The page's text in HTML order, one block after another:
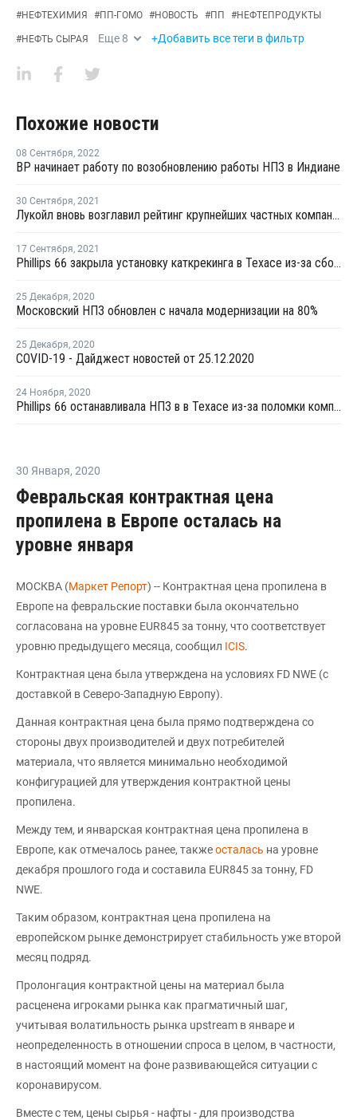
#НЕФТЕХИМИЯ #ПП-ГОМО #НОВОСТЬ #ПП #НЕФТЕПРОДУКТЫ
#НЕФТЬ СЫРАЯ Еще 8 +Добавить все теги в фильтр
Похожие новости
08 Сентября, 2022
BP начинает работу по возобновлению работы НПЗ в Индиане
30 Сентября, 2021
Лукойл вновь возглавил рейтинг крупнейших частных компаний России
17 Сентября, 2021
Phillips 66 закрыла установку каткрекинга в Техасе из-за сбоя в электросети
25 Декабря, 2020
Московский НПЗ обновлен с начала модернизации на 80%
25 Декабря, 2020
COVID-19 - Дайджест новостей от 25.12.2020
24 Ноября, 2020
Phillips 66 останавливала НПЗ в в Техасе из-за поломки компрессора
30 Января, 2020
Февральская контрактная цена
пропилена в Европе осталась на
уровне января
МОСКВА (Маркет Репорт) -- Контрактная цена пропилена в
Европе на февральские поставки была окончательно
согласована на уровне EUR845 за тонну, что соответствует
уровню предыдущего месяца, сообщил ICIS.
Контрактная цена была утверждена на условиях FD NWE (с
доставкой в Северо-Западную Европу).
Данная контрактная цена была прямо подтверждена со
стороны двух производителей и двух потребителей
материала, что является минимально необходимой
конфигурацией для утверждения контрактной цены
пропилена.
Между тем, и январская контрактная цена пропилена в
Европе, как отмечалось ранее, такжеосталась на уровне
декабря прошлого года и составила EUR845 за тонну, FD
NWE.
Таким образом, контрактная цена пропилена на
европейском рынке демонстрирует стабильность уже второй
месяц подряд.
Пролонгация контрактной цены на материал была
расценена игроками рынка как прагматичный шаг,
учитывая волатильность рынка upstream в январе и
неопределенность в отношении спроса в целом, в частности,
в настоящий момент на фоне развивающейся ситуации с
коронавирусом.
Вместе с тем, цены сырья - нафты - для производства